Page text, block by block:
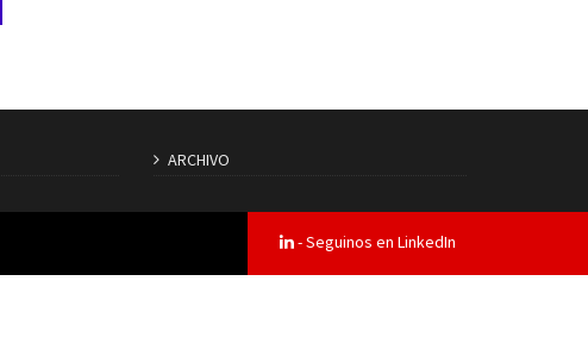
ARCHIVO
- Seguinos en LinkedIn